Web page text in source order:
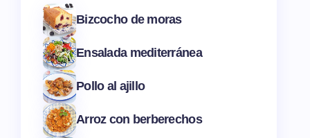
Bizcocho de moras
Ensalada mediterránea
Pollo al ajillo
Arroz con berberechos